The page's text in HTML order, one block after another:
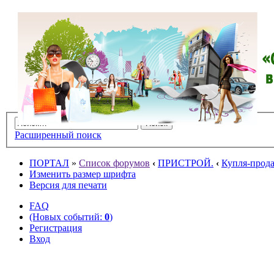
Расширенный поиск
ПОРТАЛ » Список форумов ‹ ПРИСТРОЙ. ‹ Купля-
Изменить размер шрифта
Версия для печати
FAQ
(Новых событий: 0)
Регистрация
Вход